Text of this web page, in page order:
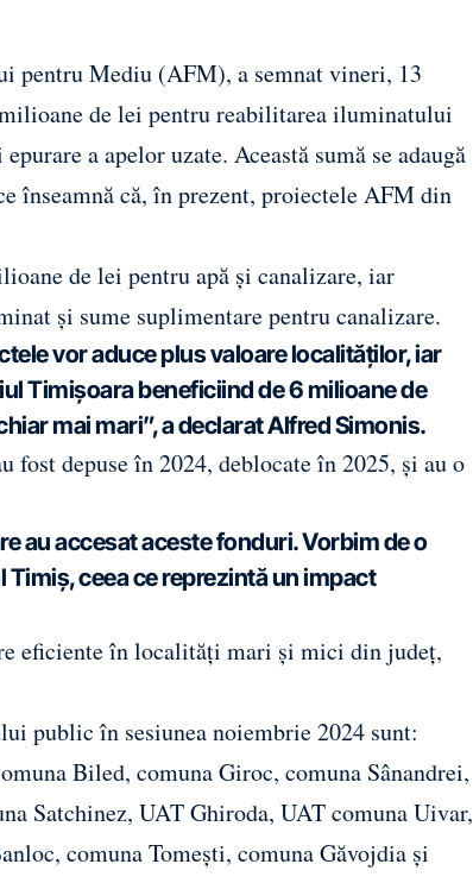
pentru Mediu (AFM), a semnat vineri, 13
de lei pentru reabilitarea iluminatului
a apelor uzate. Această sumă se adaugă
înseamnă că, în prezent, proiectele AFM din
de lei pentru apă și canalizare, iar
și sume suplimentare pentru canalizare.
vor aduce plus valoare localităților, iar
Timișoara beneficiind de 6 milioane de
mai mari”, a declarat Alfred Simonis.
fost depuse în 2024, deblocate în 2025, și au o
au accesat aceste fonduri. Vorbim de o
ceea ce reprezintă un impact
eficiente în localități mari și mici din județ,
public în sesiunea noiembrie 2024 sunt:
Biled, comuna Giroc, comuna Sânandrei,
Satchinez, UAT Ghiroda, UAT comuna Uivar,
comuna Tomești, comuna Găvojdia și